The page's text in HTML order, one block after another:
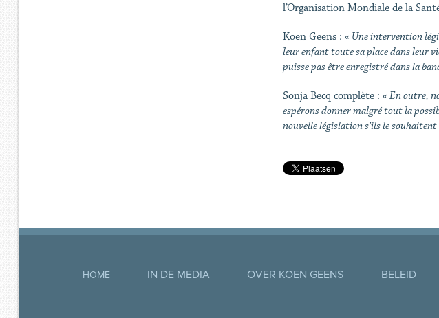
l’Organisation Mondiale de la
Koen Geens : « Une intervention
leur enfant toute sa place dans leur
puisse pas être enregistré dans la
Sonja Becq complète : « En outre,
espérons donner malgré tout la
nouvelle législation s’ils le souhaitent
HOME IN DE MEDIA OVER KOEN GEENS BELEID